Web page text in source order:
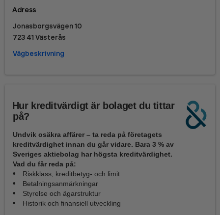
Adress
Jonasborgsvägen 10
723 41 Västerås
Vägbeskrivning
Hur kreditvärdigt är bolaget du tittar
på?
Undvik osäkra affärer – ta reda på företagets
kreditvärdighet innan du går vidare. Bara 3 % av
Sveriges aktiebolag har högsta kreditvärdighet.
Vad du får reda på:
Riskklass, kreditbetyg- och limit
Betalningsanmärkningar
Styrelse och ägarstruktur
Historik och finansiell utveckling